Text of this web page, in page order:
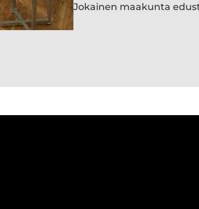
Jokainen maakunta